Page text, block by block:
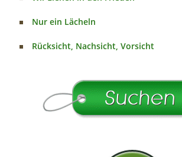
Nur ein Lächeln
Rücksicht, Nachsicht, Vorsicht